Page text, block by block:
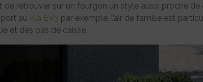
de retrouver sur un fourgon un style aussi proche
au Kia EV3 par exemple, l’air de famille est
et des bas de caisse.